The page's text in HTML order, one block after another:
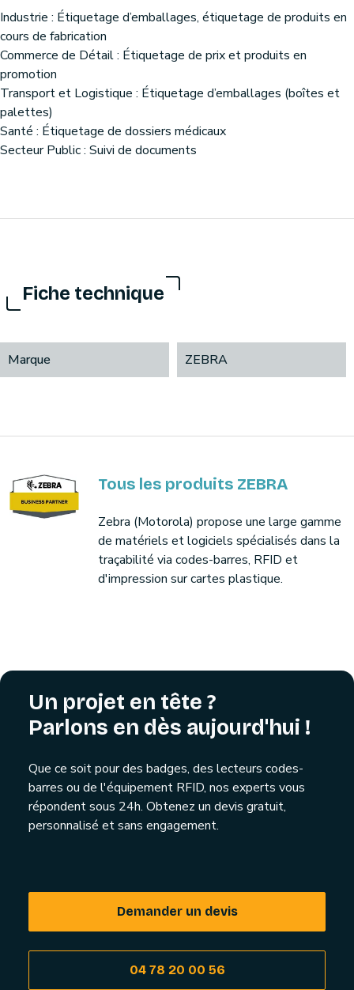
Industrie : Étiquetage d’emballages, étiquetage de produits en
cours de fabrication
Commerce de Détail : Étiquetage de prix et produits en
promotion
Transport et Logistique : Étiquetage d’emballages (boîtes et
palettes)
Santé : Étiquetage de dossiers médicaux
Secteur Public : Suivi de documents
Fiche technique
Marque ZEBRA
Tous les produits ZEBRA
Zebra (Motorola) propose une large gamme
de matériels et logiciels spécialisés dans la
traçabilité via codes-barres, RFID et
d'impression sur cartes plastique.
Un projet en tête ?
Parlons en dès aujourd'hui !
Que ce soit pour des badges, des lecteurs codes-
barres ou de l'équipement RFID, nos experts vous
répondent sous 24h. Obtenez un devis gratuit,
personnalisé et sans engagement.
Demander un devis
04 78 20 00 56